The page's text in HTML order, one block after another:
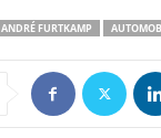
ANDRÉ FURTKAMP